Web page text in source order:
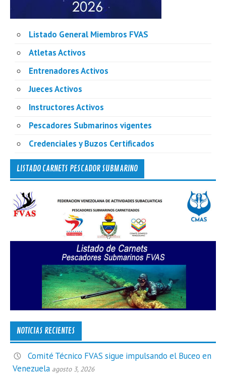
Listado General Miembros FVAS
Atletas Activos
Entrenadores Activos
Jueces Activos
Instructores Activos
Pescadores Submarinos vigentes
Credenciales y Buzos Certificados
LISTADO CARNETS PESCADOR SUBMARINO
NOTICIAS RECIENTES
Comité Técnico FVAS sigue impulsando el Buceo en
Venezuela agosto 3, 2026